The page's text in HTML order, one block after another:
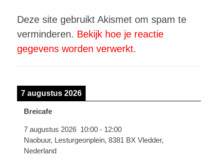
Deze site gebruikt Akismet om spam te
verminderen. Bekijk hoe je reactie
gegevens worden verwerkt.
7 augustus 2026
Breicafe
7 augustus 2026 10:00 - 12:00
Naobuur, Lesturgeonplein, 8381 BX Vledder,
Nederland